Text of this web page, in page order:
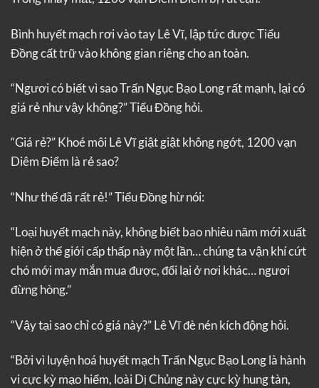
Bình huyết mạch rơi vào tay Lê Vĩ, lập tức được Tiểu
Đồng cất trữ vào không gian riêng cho an toàn.
“Ngươi có biết vì sao Trấn Ngục Bạo Long rất mạnh, lại có
giá rẻ như vậy không?” Tiểu Đồng hỏi.
“Giá rẻ?” Khoé môi Lê Vĩ giật giật không ngớt, 1200 vạn
Diêm Điểm là rẻ sao?
“Như thế đã rất rẻ!” Tiểu Đồng hừ nói:
“Loại huyết mạch này, không biết bao nhiêu năm mới xuất
hiện ở thế giới cấp thấp này một lần… chúng ta vận khí cứt
chó mới may mắn mua được, đổi lại ở nơi khác… ngươi
đừng hòng.”
“Vậy tại sao chỉ có giá này?” Lê Vĩ đè nén kích động hỏi.
“Bởi vì luyện hoá huyết mạch Trấn Ngục Bạo Long là hành
vi cực kỳ mạo hiểm, loài Dị Chủng này cực kỳ hung tàn,